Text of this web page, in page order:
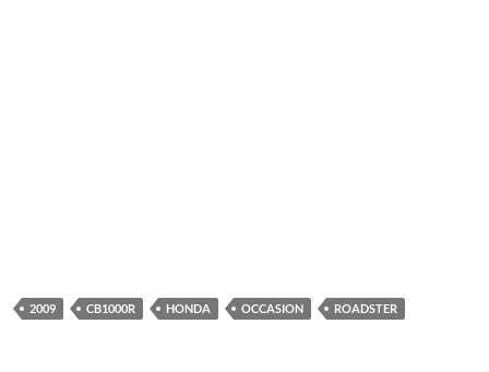
2009 CB1000R HONDA OCCASION ROADSTER